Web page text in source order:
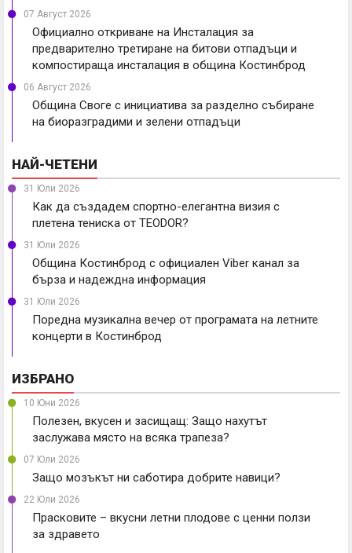
07 Август 2026
Официално откриване на Инсталация за
предварително третиране на битови отпадъци и
компостираща инсталация в община Костинброд
06 Август 2026
Община Своге с инициатива за разделно събиране
на биоразградими и зелени отпадъци
НАЙ-ЧЕТЕНИ
31 Юли 2026
Как да създадем спортно-елегантна визия с
плетена тениска от TEODOR?
31 Юли 2026
Община Костинброд с официален Viber канал за
бърза и надеждна информация
31 Юли 2026
Поредна музикална вечер от програмата на летните
концерти в Костинброд
ИЗБРАНО
10 Юни 2026
Полезен, вкусен и засищащ: Защо нахутът
заслужава място на всяка трапеза?
07 Юли 2026
Защо мозъкът ни саботира добрите навици?
22 Юли 2026
Прасковите – вкусни летни плодове с ценни ползи
за здравето